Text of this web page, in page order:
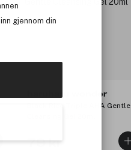
gjennom din
haruharu wonder
Black Rice Triple AHA Gentle
79 kr